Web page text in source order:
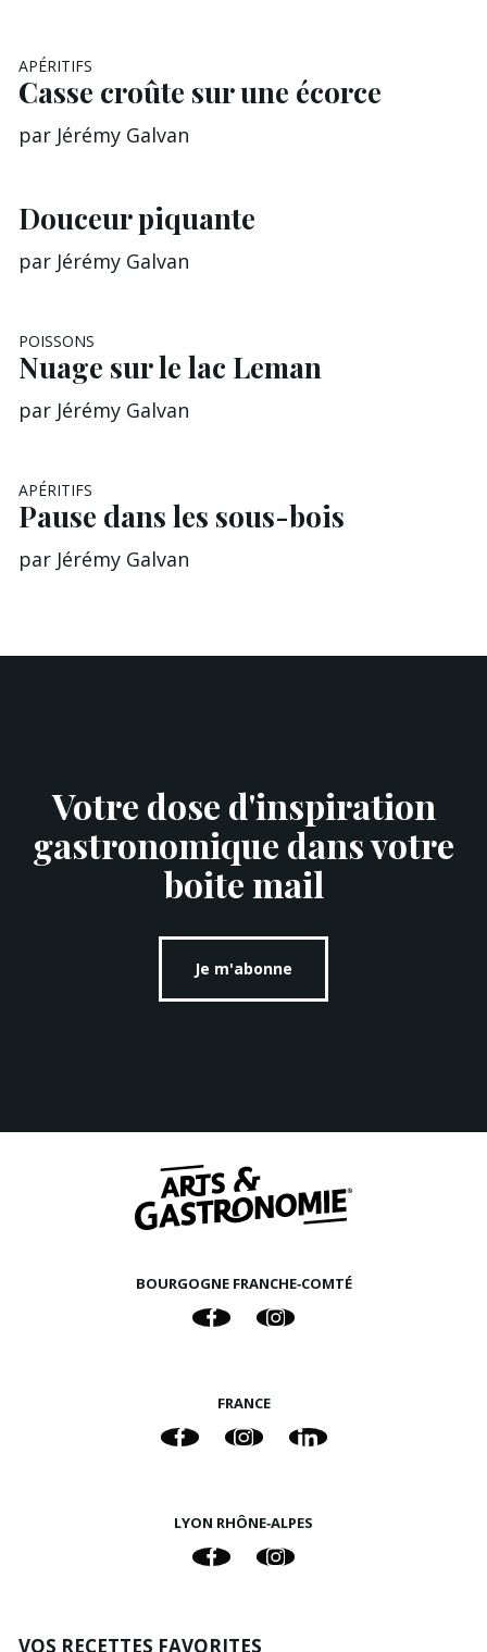
APÉRITIFS
Casse croûte sur une écorce
par Jérémy Galvan
Douceur piquante
par Jérémy Galvan
POISSONS
Nuage sur le lac Leman
par Jérémy Galvan
APÉRITIFS
Pause dans les sous-bois
par Jérémy Galvan
Votre dose d'inspiration
gastronomique dans votre
boite mail
Je m'abonne
BOURGOGNE FRANCHE‑COMTÉ
FRANCE
LYON RHÔNE‑ALPES
VOS RECETTES FAVORITES